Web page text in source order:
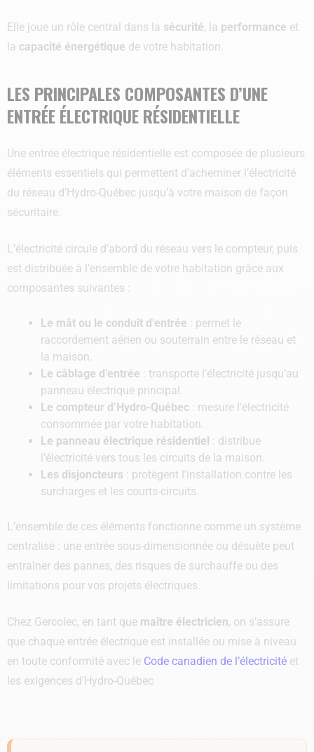
Elle joue un rôle central dans la sécurité, la performance et
la capacité énergétique de votre habitation.
LES PRINCIPALES COMPOSANTES D’UNE
ENTRÉE ÉLECTRIQUE RÉSIDENTIELLE
Une entrée électrique résidentielle est composée de plusieurs
éléments essentiels qui permettent d’acheminer l’électricité
du réseau d’Hydro-Québec jusqu’à votre maison de façon
sécuritaire.
L’électricité circule d’abord du réseau vers le compteur, puis
est distribuée à l’ensemble de votre habitation grâce aux
composantes suivantes :
Le mât ou le conduit d’entrée : permet le
raccordement aérien ou souterrain entre le réseau et
la maison.
Le câblage d’entrée : transporte l’électricité jusqu’au
panneau électrique principal.
Le compteur d’Hydro-Québec : mesure l’électricité
consommée par votre habitation.
Le panneau électrique résidentiel : distribue
l’électricité vers tous les circuits de la maison.
Les disjoncteurs : protègent l’installation contre les
surcharges et les courts-circuits.
L’ensemble de ces éléments fonctionne comme un système
centralisé : une entrée sous-dimensionnée ou désuète peut
entraîner des pannes, des risques de surchauffe ou des
limitations pour vos projets électriques.
Chez Gercolec, en tant que maître électricien, on s’assure
que chaque entrée électrique est installée ou mise à niveau
en toute conformité avec le Code canadien de l’électricité et
les exigences d’Hydro-Québec